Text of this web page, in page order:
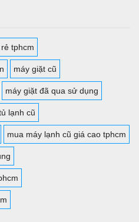
tphcm
máy giặt cũ
máy giặt đã qua sử dụng
lạnh cũ
mua máy lạnh cũ giá cao tphcm